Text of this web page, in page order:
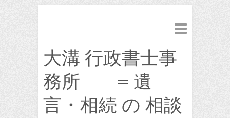
大溝 行政書士事
務所 = 遺
言・相続 の 相談